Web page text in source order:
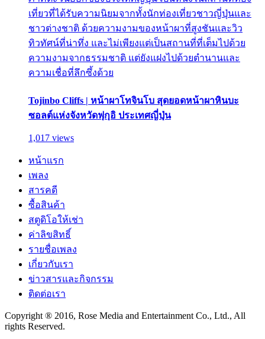
เที่ยวที่ได้รับความนิยมจากทั้งนักท่องเที่ยวชาวญี่ปุ่นและ
ชาวต่างชาติ ด้วยความงามของหน้าผาที่สูงชันและวิว
ทิวทัศน์ที่น่าทึ่ง และไม่เพียงแต่เป็นสถานที่ที่เต็มไปด้วย
ความงามจากธรรมชาติ แต่ยังแฝงไปด้วยตำนานและ
ความเชื่อที่ลึกซึ้งด้วย
Tojinbo Cliffs | หน้าผาโทจินโบ สุดยอดหน้าผาหินบะ
ซอลต์แห่งจังหวัดฟุกุอิ ประเทศญี่ปุ่น
1,017 views
หน้าแรก
เพลง
สารคดี
ซื้อสินค้า
สตูดิโอให้เช่า
ค่าลิขสิทธิ์
รายชื่อเพลง
เกี่ยวกับเรา
ข่าวสารและกิจกรรม
ติดต่อเรา
Copyright ® 2016, Rose Media and Entertainment Co., Ltd., All
rights Reserved.